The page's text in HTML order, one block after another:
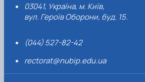
03041, Україна, м. Київ,
вул. Героїв Оборони, буд. 15.
(044) 527-82-42
rectorat@nubip.edu.ua